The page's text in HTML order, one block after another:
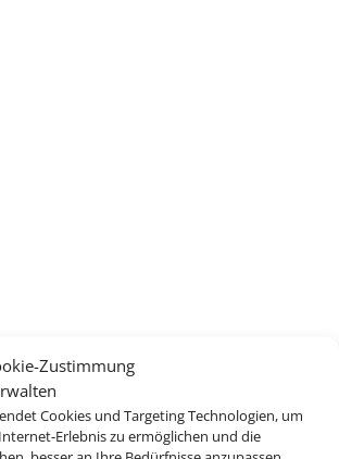
Zustimmung
Cookies und Targeting Technologien, um
Erlebnis zu ermöglichen und die